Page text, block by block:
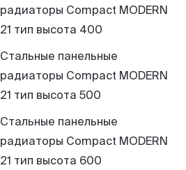
радиаторы Compact MODERN
21 тип высота 400
Стальные панельные
радиаторы Compact MODERN
21 тип высота 500
Стальные панельные
радиаторы Compact MODERN
21 тип высота 600